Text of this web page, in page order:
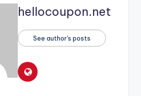
hellocoupon.net
See author's posts